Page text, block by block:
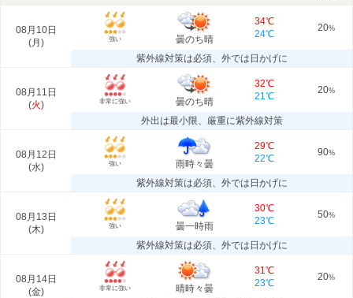
08月10日
(月 ) 強い 曇のち晴
34℃
24℃
20%
紫外線対策は必須、外では日かげに
08月11日
(火) 非常に強い 曇のち晴
32℃
21℃
20%
外出は最小限、厳重に紫外線対策
08月12日
(水) 強い 雨時々曇
29℃
22℃
90%
紫外線対策は必須、外では日かげに
08月13日
(木) 強い 曇一時雨
30℃
23℃
50%
紫外線対策は必須、外では日かげに
08月14日
(金) 非常に強い 晴時々曇
31℃
23℃
20%